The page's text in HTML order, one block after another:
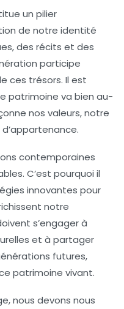
un pilier
de notre identité
des récits et des
participe
ces trésors. Il est
patrimoine va bien au-
nos valeurs, notre
contemporaines
C’est pourquoi il
innovantes pour
notre
s’engager à
et à partager
futures,
patrimoine vivant.
nous devons nous